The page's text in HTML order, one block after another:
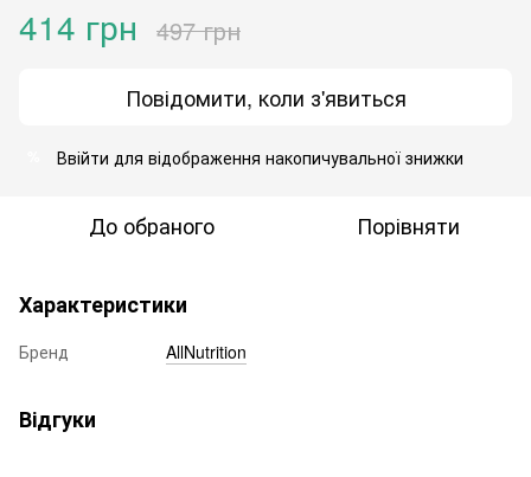
414 грн 497 грн
Повідомити, коли з'явиться
Ввійти для відображення накопичувальної знижки
До обраного Порівняти
Характеристики
Бренд AllNutrition
Відгуки